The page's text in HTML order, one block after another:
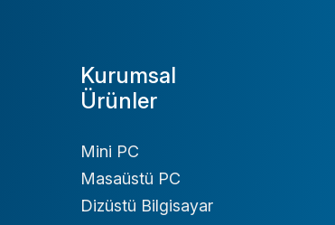
Kurumsal
Ürünler
Mini PC
Masaüstü PC
Dizüstü Bilgisayar